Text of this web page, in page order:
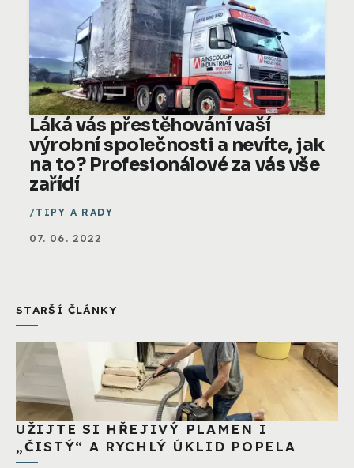
Láká vás přestěhování vaší
výrobní společnosti a nevíte, jak
na to? Profesionálové za vás vše
zařídí
TIPY A RADY
07. 06. 2022
STARŠÍ ČLÁNKY
UŽIJTE SI HŘEJIVÝ PLAMEN I
„ČISTÝ“ A RYCHLÝ ÚKLID POPELA